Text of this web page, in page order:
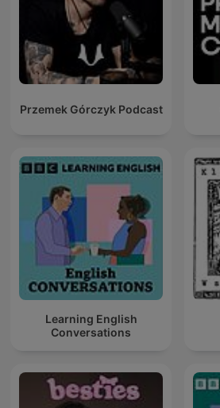
Przemek Górczyk Podcast
Learning English
Conversations